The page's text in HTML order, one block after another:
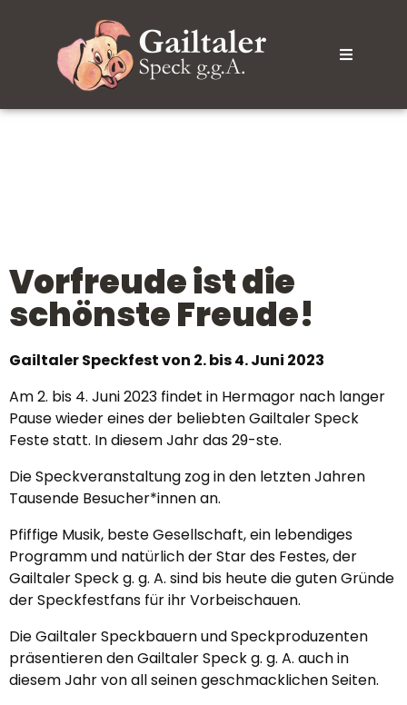
Vorfreude ist die
schönste Freude!
Gailtaler Speckfest von 2. bis 4. Juni 2023
Am 2. bis 4. Juni 2023 findet in Hermagor nach langer
Pause wieder eines der beliebten Gailtaler Speck
Feste statt. In diesem Jahr das 29-ste.
Die Speckveranstaltung zog in den letzten Jahren
Tausende Besucher*innen an.
Pfiffige Musik, beste Gesellschaft, ein lebendiges
Programm und natürlich der Star des Festes, der
Gailtaler Speck g. g. A. sind bis heute die guten Gründe
der Speckfestfans für ihr Vorbeischauen.
Die Gailtaler Speckbauern und Speckproduzenten
präsentieren den Gailtaler Speck g. g. A. auch in
diesem Jahr von all seinen geschmacklichen Seiten.